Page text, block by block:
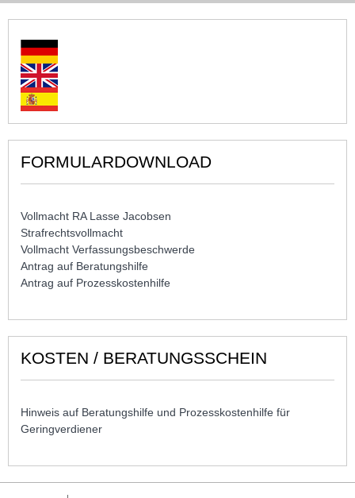
FORMULARDOWNLOAD
Vollmacht RA Lasse Jacobsen
Strafrechtsvollmacht
Vollmacht Verfassungsbeschwerde
Antrag auf Beratungshilfe
Antrag auf Prozesskostenhilfe
KOSTEN / BERATUNGSSCHEIN
Hinweis auf Beratungshilfe und Prozesskostenhilfe für
Geringverdiener